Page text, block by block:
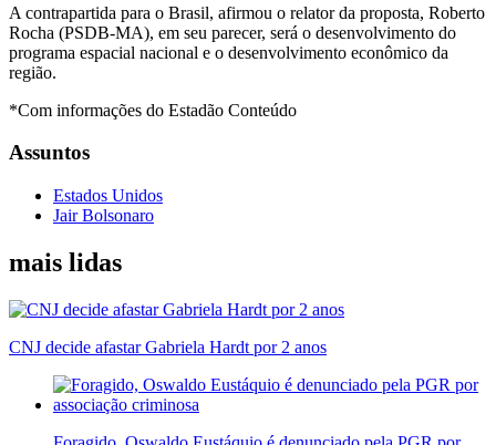
A contrapartida para o Brasil, afirmou o relator da proposta, Roberto
Rocha (PSDB-MA), em seu parecer, será o desenvolvimento do
programa espacial nacional e o desenvolvimento econômico da
região.
*Com informações do Estadão Conteúdo
Assuntos
Estados Unidos
Jair Bolsonaro
mais lidas
CNJ decide afastar Gabriela Hardt por 2 anos